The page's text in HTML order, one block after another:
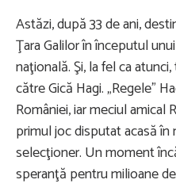
Astăzi, după 33 de ani,
Ţara Galilor în începutul
naţională. Şi, la fel ca
către Gică Hagi. „Regele”
României, iar meciul amical
primul joc disputat acasă
selecţioner. Un moment
speranţă pentru milioane